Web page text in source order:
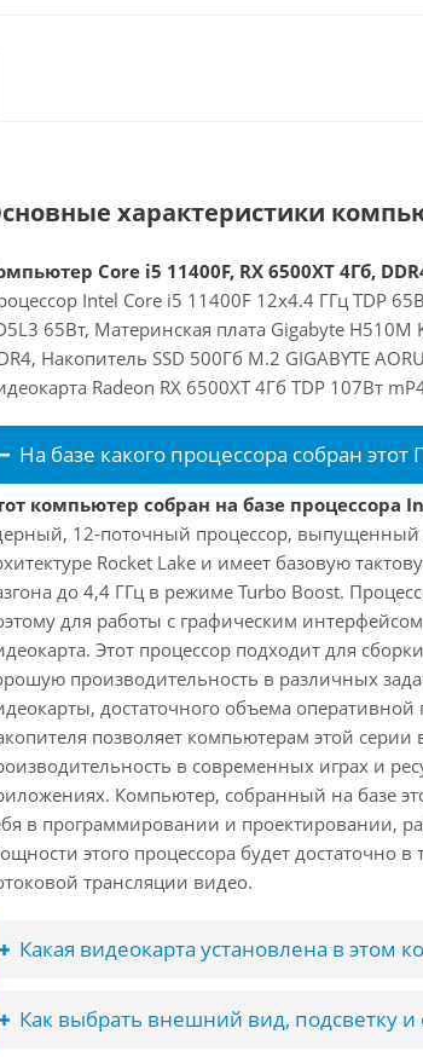
характеристики
Core i5 11400F, RX 6500XT 4Гб,
Intel Core i5 11400F 12x4.4 ГГц TDP
65Вт, Материнская плата Gigabyte
Накопитель SSD 500Гб M.2 GIGABYTE
Radeon RX 6500XT 4Гб TDP 107Вт
На базе какого процессора собран этот
компьютер собран на базе процессора
12-поточный процессор, выпущенный
Rocket Lake и имеет базовую
до 4,4 ГГц в режиме Turbo Boost.
для работы с графическим
Этот процессор подходит для
производительность в различных
достаточного объема оперативной
позволяет компьютерам этой
в современных играх и
Компьютер, собранный на базе
в программировании и проектировании,
этого процессора будет достаточно
трансляции видео.
Какая видеокарта установлена в этом
Как выбрать внешний вид, подсветку